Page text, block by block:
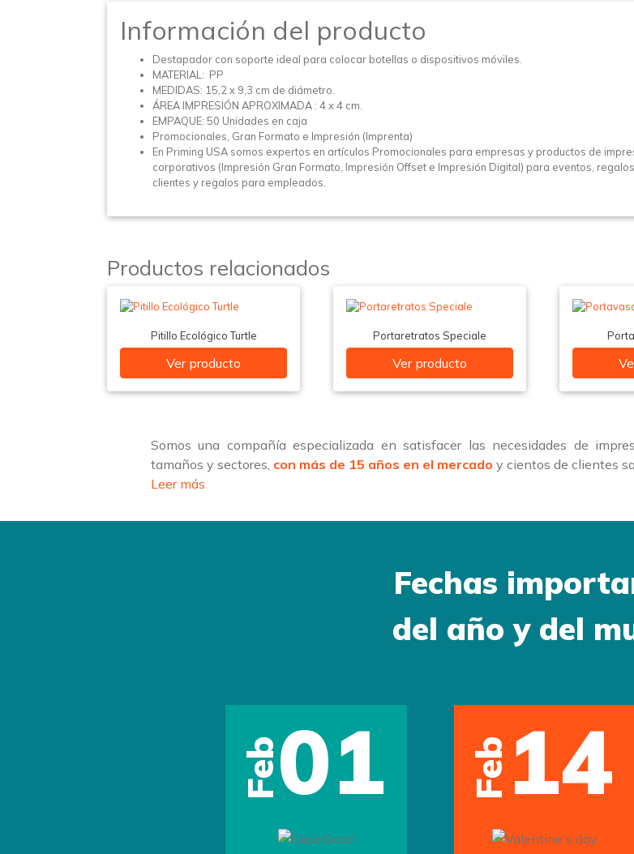
Información del producto
Destapador con soporte ideal para colocar botellas o dispositivos móviles.
MATERIAL: PP
MEDIDAS: 15,2 x 9,3 cm de diámetro.
ÁREA IMPRESIÓN APROXIMADA : 4 x 4 cm.
EMPAQUE: 50 Unidades en caja
Promocionales, Gran Formato e Impresión (Imprenta)
En Priming USA somos expertos en artículos Promocionales para empresas y productos de
corporativos (Impresión Gran Formato, Impresión Offset e Impresión Digital) para eventos,
clientes y regalos para empleados.
Productos relacionados
Pitillo Ecológico Turtle
Ver producto
Portaretratos Speciale
Ver producto
Somos una compañía especializada en satisfacer las necesidades de
tamaños y sectores, con más de 15 años en el mercado y cientos de clientes
Leer más
Fechas
del año y del
Feb01 Feb 14